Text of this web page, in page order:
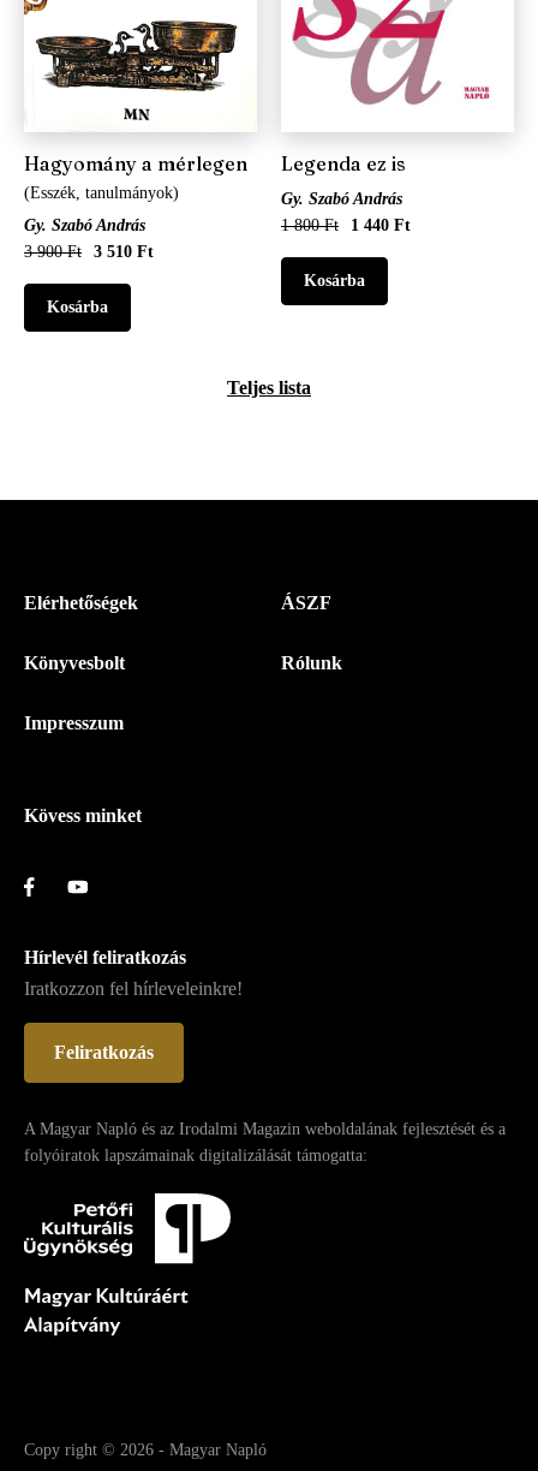
Hagyomány a mérlegen
(Esszék, tanulmányok)
Gy. Szabó András
3 900 Ft
3 510 Ft
Legenda ez is
Gy. Szabó András
1 800 Ft
1 440 Ft
Teljes lista
Menü
Magyar
-
Elérhetőségek
Könyvesbolt
Impresszum
ÁSZF
Rólunk
Kövess minket
Hírlevél feliratkozás
Iratkozzon fel hírleveleinkre!
Feliratkozás
A Magyar Napló és az Irodalmi Magazin weboldalának fejlesztését és a
folyóiratok lapszámainak digitalizálását támogatta:
Copy right © 2026 - Magyar Napló